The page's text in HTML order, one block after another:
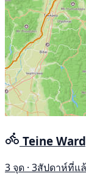
Teine
3 จุด · 3สัปดาห์ที่แ